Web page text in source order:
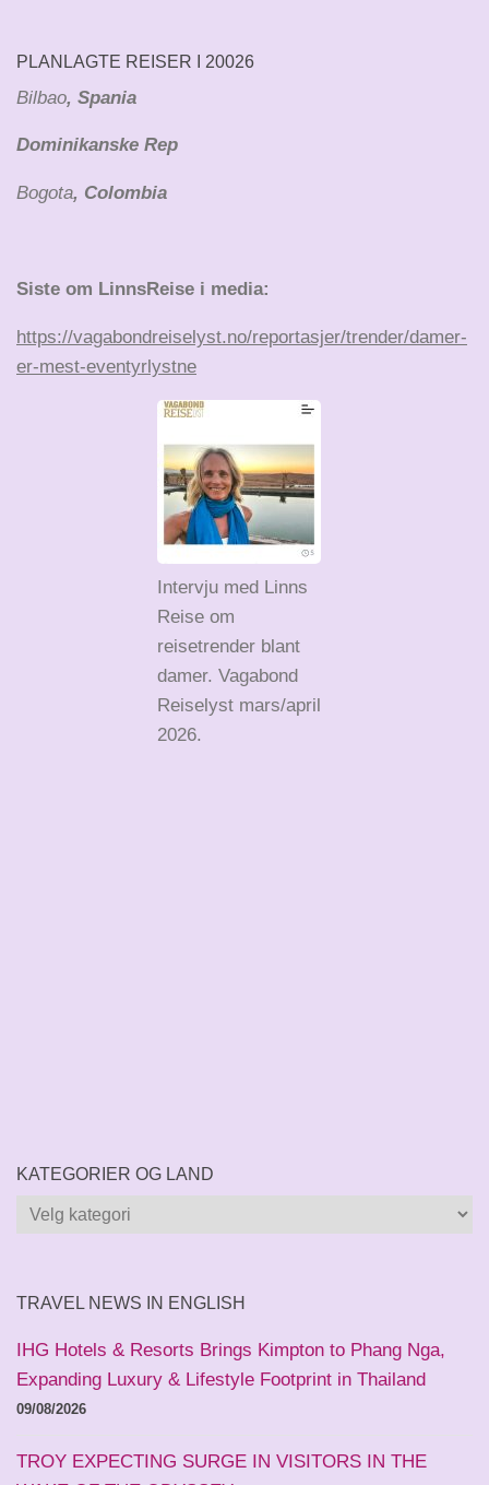
PLANLAGTE REISER I 20026
Bilbao, Spania
Dominikanske Rep
Bogota, Colombia
Siste om LinnsReise i media:
https://vagabondreiselyst.no/reportasjer/trender/damer-
er-mest-eventyrlystne
Intervju med Linns
Reise om
reisetrender blant
damer. Vagabond
Reiselyst mars/april
2026.
KATEGORIER OG LAND
Kategorier
TRAVEL NEWS IN ENGLISH
IHG Hotels & Resorts Brings Kimpton to Phang Nga,
Expanding Luxury & Lifestyle Footprint in Thailand
09/08/2026
TROY EXPECTING SURGE IN VISITORS IN THE